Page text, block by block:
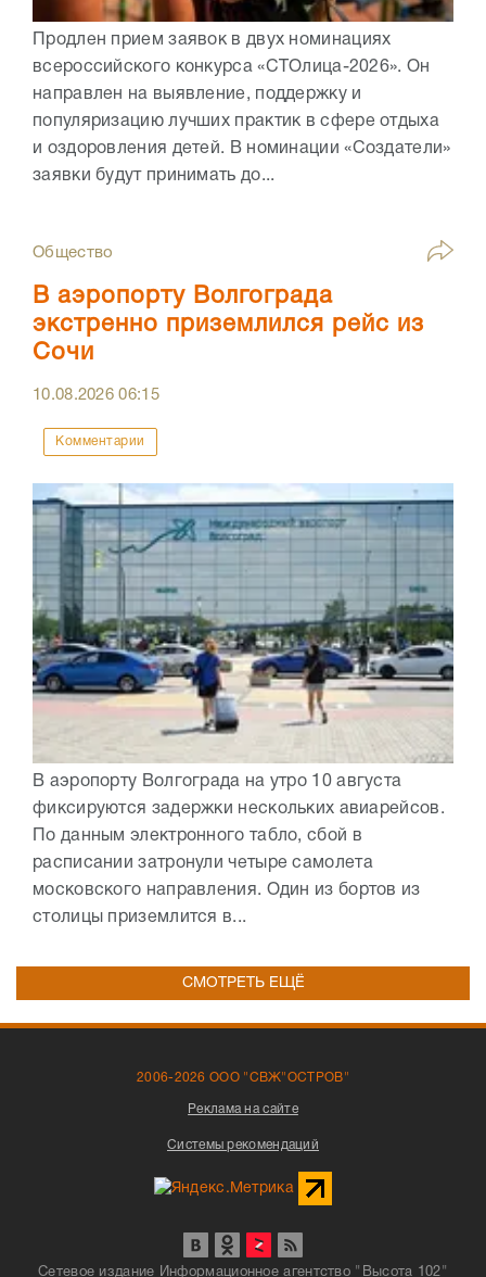
Продлен прием заявок в двух номинациях
всероссийского конкурса «СТОлица-2026». Он
направлен на выявление, поддержку и
популяризацию лучших практик в сфере отдыха
и оздоровления детей. В номинации «Создатели»
заявки будут принимать до...
Общество
В аэропорту Волгограда
экстренно приземлился рейс из
Сочи
10.08.202606:15
Комментарии
В аэропорту Волгограда на утро 10 августа
фиксируются задержки нескольких авиарейсов.
По данным электронного табло, сбой в
расписании затронули четыре самолета
московского направления. Один из бортов из
столицы приземлится в...
СМОТРЕТЬ ЕЩЁ
2006-2026 ООО "СВЖ"ОСТРОВ"
Реклама на сайте
Системы рекомендаций
Сетевое издание Информационное агентство "Высота 102"